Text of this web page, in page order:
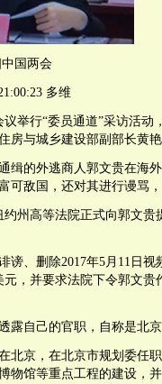
国两会
多维
举行“委员通道”采访活动
房与城乡建设部副部长黄
缉的外逃商人郭文贵在海
可敌国，还对其进行谩骂
约州高等法院正式向郭文贵
谤、删除2017年5月11日视
，并要求法院下令郭文贵
露自己的官职，自称是北
北京，在北京市规划委任
物馆等重点工程的建设，